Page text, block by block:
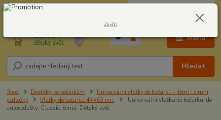
Menu
Hledat
604278943 0,00 Kč
Úvod Doplňky ke kočárkům
Univerzální vložky do kočárku – letní i zimní
podložky
Vložky do kočárku 44×63 cm
Universální vložka do kočárku, do
autosedačky, Classic, černá, Dětský svět
Zavřít